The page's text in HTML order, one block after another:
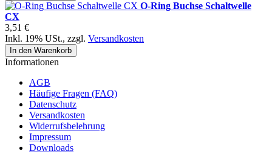
O-Ring Buchse Schaltwelle
CX
3,51 €
Inkl. 19% USt., zzgl. Versandkosten
In den Warenkorb
Informationen
AGB
Häufige Fragen (FAQ)
Datenschutz
Versandkosten
Widerrufsbelehrung
Impressum
Downloads